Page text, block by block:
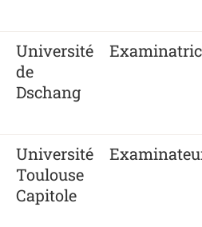
Université
de
Dschang
Université
Toulouse
Capitole